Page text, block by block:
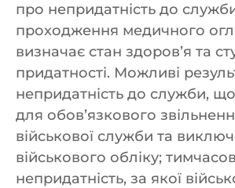
про непридатність до
проходження медичного
визначає стан здоров’я та
придатності. Можливі
непридатність до служби,
для обов’язкового
військової служби та
військового обліку;
непридатність, за якої